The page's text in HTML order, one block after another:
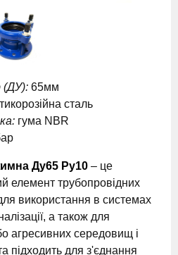
(ДУ): 65мм
сталь
гума NBR
Ду65 Ру10 – це
елемент трубопровідних
використання в системах
а також для
агресивних середовищ і
підходить для з'єднання